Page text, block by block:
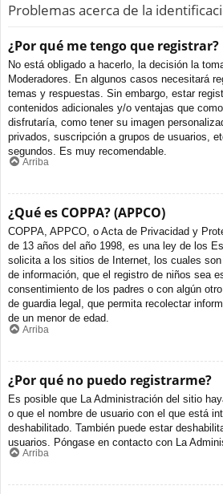
Problemas acerca de la
¿Por qué me tengo que registrar?
No está obligado a hacerlo, la decisión la
Moderadores. En algunos casos necesitará
temas y respuestas. Sin embargo, estar
contenidos adicionales y/o ventajas que
disfrutaría, como tener su imagen
privados, suscripción a grupos de usuarios,
segundos. Es muy recomendable.
Arriba
¿Qué es COPPA? (APPCO)
COPPA, APPCO, o Acta de Privacidad y
de 13 años del año 1998, es una ley de los
solicita a los sitios de Internet, los cuales
de información, que el registro de niños sea
consentimiento de los padres o con algún
de guardia legal, que permita recolectar
de un menor de edad.
Arriba
¿Por qué no puedo registrarme?
Es posible que La Administración del sitio
o que el nombre de usuario con el que está
deshabilitado. También puede estar
usuarios. Póngase en contacto con La
Arriba